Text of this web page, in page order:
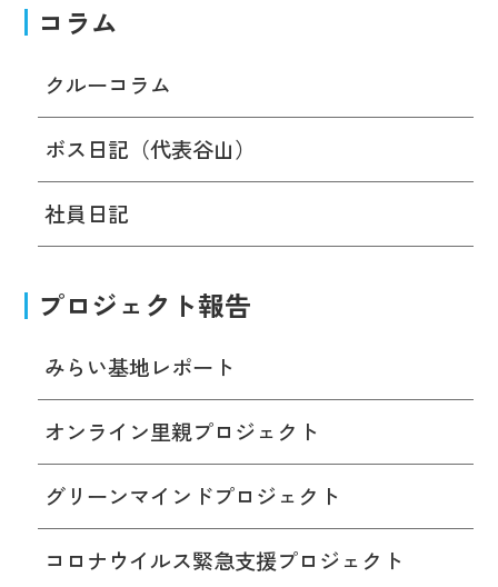
コラム
クルーコラム
ボス日記（代表谷山）
社員日記
プロジェクト報告
みらい基地レポート
オンライン里親プロジェクト
グリーンマインドプロジェクト
コロナウイルス緊急支援プロジェクト